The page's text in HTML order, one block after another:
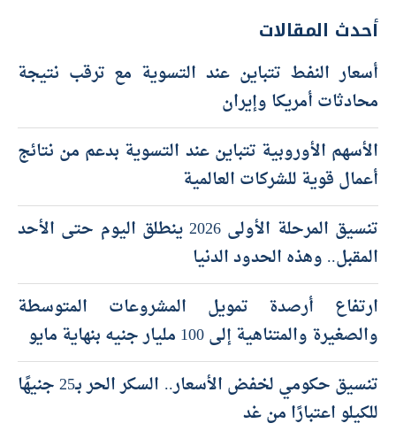
أحدث المقالات
أسعار النفط تتباين عند التسوية مع ترقب نتيجة
محادثات أمريكا وإيران
الأسهم الأوروبية تتباين عند التسوية بدعم من نتائج
أعمال قوية للشركات العالمية
تنسيق المرحلة الأولى 2026 ينطلق اليوم حتى الأحد
المقبل.. وهذه الحدود الدنيا
ارتفاع أرصدة تمويل المشروعات المتوسطة
والصغيرة والمتناهية إلى 100 مليار جنيه بنهاية مايو
تنسيق حكومي لخفض الأسعار.. السكر الحر بـ25 جنيهًا
للكيلو اعتبارًا من غد